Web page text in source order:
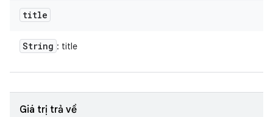
title
String : title
Giá trị trả về